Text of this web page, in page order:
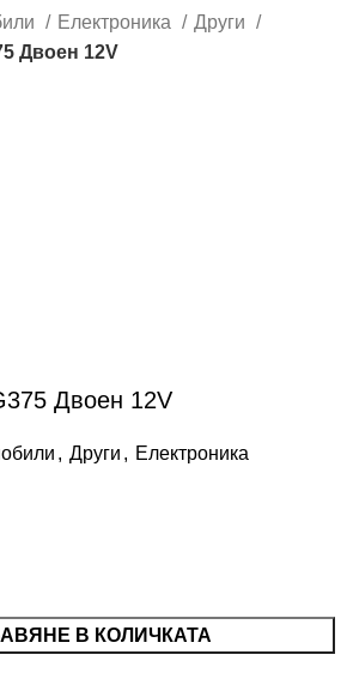
Електроника
Други
Двоен 12V
Двоен 12V
, Други , Електроника
В КОЛИЧКАТА